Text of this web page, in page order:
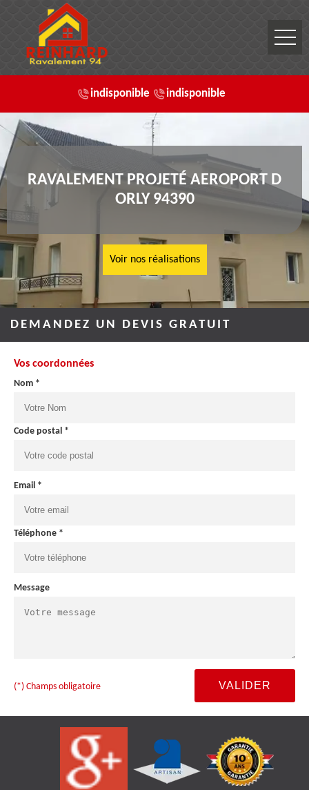
indisponible indisponible
RAVALEMENT PROJETÉ AEROPORT D
ORLY 94390
Voir nos réalisations
DEMANDEZ UN DEVIS GRATUIT
Vos coordonnées
Nom *
Code postal *
Email *
Téléphone *
Message
(*) Champs obligatoire